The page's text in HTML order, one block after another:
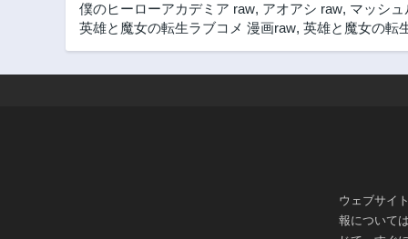
僕のヒーローアカデミア raw, アオアシ raw, マッシュ
英雄と魔女の転生ラブコメ 漫画raw, 英雄と魔女の転
ウェブサイ
報について